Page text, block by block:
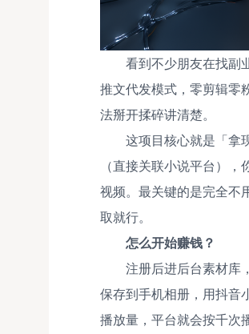
看到不少朋友在找副
推文代发模式，零剪辑零
法掰开揉碎讲清楚。
这项目核心就是「拿
（直接关联小说平台）
视频。最关键的是完全
取就行。
怎么开始赚钱？
注册后进后台素材库
保存到手机相册，用抖音
播放量，平台就会按千次